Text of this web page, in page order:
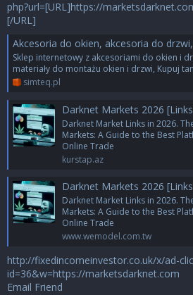
php?url=[URL]https://
[/URL]
Akcesoria do okien, akcesoria do drzwi,
Sklep internetowy z akcesoriami do okien i
materiały do montażu okien i drzwi, Kupuj
simteq.pl
Darknet Markets 2026
Darknet Market Links in 2026.
Markets: A Guide to the Best
Online Trade
kurstap.az
Darknet Markets 2026
Darknet Market Links in 2026.
Markets: A Guide to the Best
Online Trade
www.wemodel.com.tw
http://fixedincomeinvestor.co.uk/x/ad-
id=36&w=https://marketsdarknet.com
Email Friend